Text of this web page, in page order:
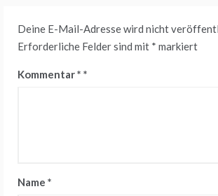
Deine E-Mail-Adresse wird nicht
Erforderliche Felder sind mit * markiert
Kommentar*
Name *